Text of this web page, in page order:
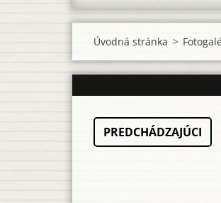
Úvodná stránka >
PREDCHÁDZAJÚCI